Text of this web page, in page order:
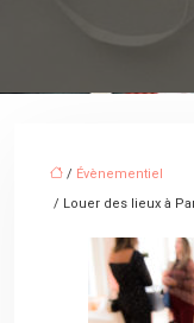
/ Évènementiel
/ Louer des lieux à